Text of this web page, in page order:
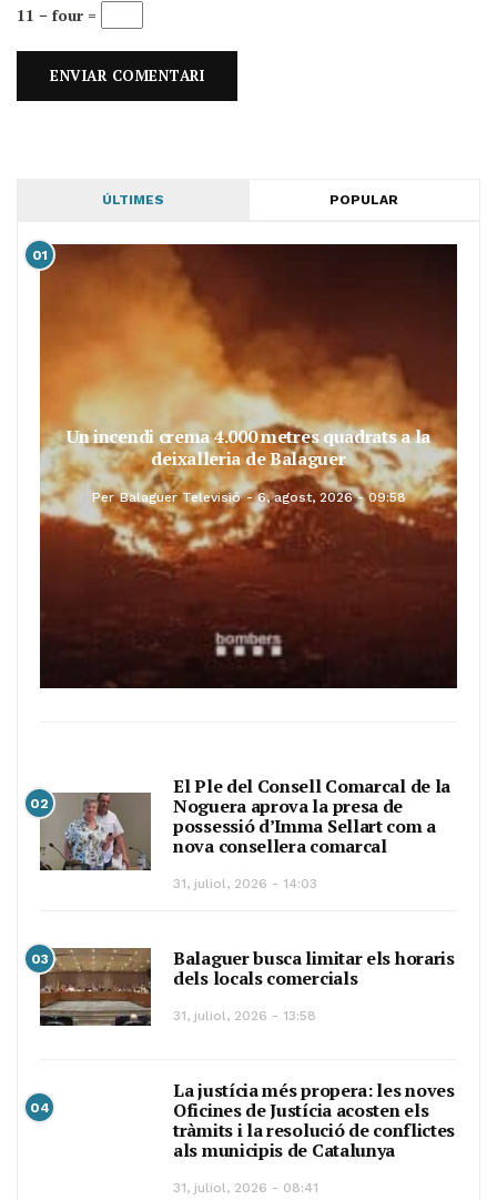
11 − four =
ÚLTIMES POPULAR
01
Un incendi crema 4.000 metres quadrats a la
deixalleria de Balaguer
Per Balaguer Televisió 6, agost, 2026 - 09:58
02
El Ple del Consell Comarcal de la
Noguera aprova la presa de
possessió d’Imma Sellart com a
nova consellera comarcal
31, juliol, 2026 - 14:03
03
Balaguer busca limitar els horaris
dels locals comercials
31, juliol, 2026 - 13:58
04
La justícia més propera: les noves
Oficines de Justícia acosten els
tràmits i la resolució de conflictes
als municipis de Catalunya
31, juliol, 2026 - 08:41